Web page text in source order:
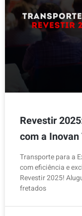
Revestir
com a Inovan
Transporte para a
com eficiência e
Revestir 2025!
fretados